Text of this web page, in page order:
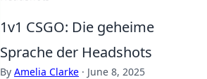
1v1 CSGO: Die geheime
Sprache der Headshots
By Amelia Clarke · June 8, 2025